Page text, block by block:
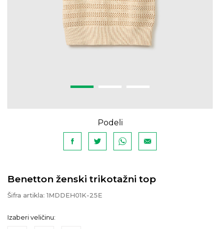
Podeli
Benetton ženski trikotažni top
Šifra artikla:1MDDEH01K-25E
Izaberi veličinu: